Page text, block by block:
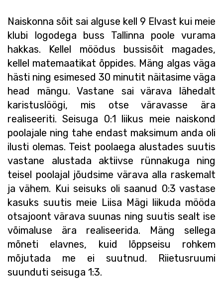
Naiskonna sõit sai alguse kell 9 Elvast kui meie
klubi logodega buss Tallinna poole vurama
hakkas. Kellel möödus bussisõit magades,
kellel matemaatikat õppides. Mäng algas väga
hästi ning esimesed 30 minutit näitasime väga
head mängu. Vastane sai värava lähedalt
karistuslöögi, mis otse väravasse ära
realiseeriti. Seisuga 0:1 liikus meie naiskond
poolajale ning tahe endast maksimum anda oli
ilusti olemas. Teist poolaega alustades suutis
vastane alustada aktiivse rünnakuga ning
teisel poolajal jõudsime värava alla raskemalt
ja vähem. Kui seisuks oli saanud 0:3 vastase
kasuks suutis meie Liisa Mägi liikuda mööda
otsajoont värava suunas ning suutis sealt ise
võimaluse ära realiseerida. Mäng sellega
mõneti elavnes, kuid lõppseisu rohkem
mõjutada me ei suutnud. Riietusruumi
suunduti seisuga 1:3.